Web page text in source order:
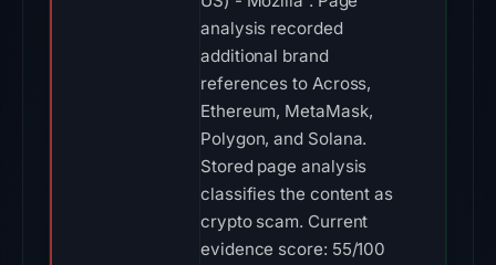
analysis recorded
additional brand
references to Across,
Ethereum, MetaMask,
Polygon, and Solana.
Stored page analysis
classifies the content as
crypto scam. Current
evidence score: 55/100